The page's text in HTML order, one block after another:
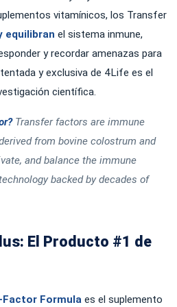
vitamínicos, los Transfer
equilibran el sistema inmune,
y recordar amenazas para
y exclusiva de 4Life es el
científica.
Transfer factors are immune
from bovine colostrum and
and balance the immune
backed by decades of
El Producto #1 de
Formula es el suplemento